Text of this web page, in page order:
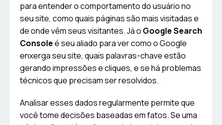
para entender o comportamento do usuário no
seu site, como quais páginas são mais visitadas e
de onde vêm seus visitantes. Já o Google Search
Consoleé seu aliado para ver como o Google
enxerga seu site, quais palavras-chave estão
gerando impressões e cliques, e se há problemas
técnicos que precisam ser resolvidos.
Analisar esses dados regularmente permite que
você tome decisões baseadas em fatos. Se uma